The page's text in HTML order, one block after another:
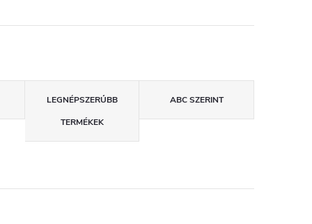
LEGNÉPSZERŰBB
TERMÉKEK
ABC SZERINT